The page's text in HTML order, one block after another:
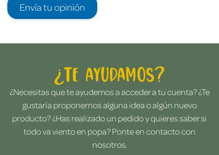
Envía tu opinión
¿Te ayudamos?
¿Necesitas que te ayudemos a acceder a tu cuenta? ¿Te
gustaría proponernos alguna idea o algún nuevo
producto? ¿Has realizado un pedido y quieres saber si
todo va viento en popa? Ponte en contacto con
nosotros.